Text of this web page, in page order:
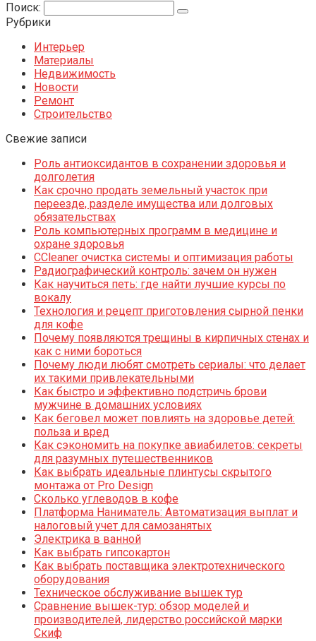
Поиск:
Рубрики
Интерьер
Материалы
Недвижимость
Новости
Ремонт
Строительство
Свежие записи
Роль антиоксидантов в сохранении здоровья и
долголетия
Как срочно продать земельный участок при
переезде, разделе имущества или долговых
обязательствах
Роль компьютерных программ в медицине и
охране здоровья
CCleaner очистка системы и оптимизация работы
Радиографический контроль: зачем он нужен
Как научиться петь: где найти лучшие курсы по
вокалу
Технология и рецепт приготовления сырной пенки
для кофе
Почему появляются трещины в кирпичных стенах и
как с ними бороться
Почему люди любят смотреть сериалы: что делает
их такими привлекательными
Как быстро и эффективно подстричь брови
мужчине в домашних условиях
Как беговел может повлиять на здоровье детей:
польза и вред
Как сэкономить на покупке авиабилетов: секреты
для разумных путешественников
Как выбрать идеальные плинтусы скрытого
монтажа от Pro Design
Сколько углеводов в кофе
Платформа Наниматель: Автоматизация выплат и
налоговый учет для самозанятых
Электрика в ванной
Как выбрать гипсокартон
Как выбрать поставщика электротехнического
оборудования
Техническое обслуживание вышек тур
Сравнение вышек-тур: обзор моделей и
производителей, лидерство российской марки
Скиф